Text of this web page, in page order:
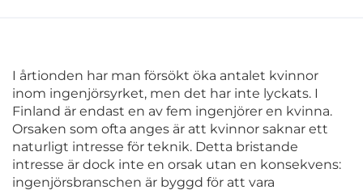
I årtionden har man försökt öka antalet kvinnor
inom ingenjörsyrket, men det har inte lyckats. I
Finland är endast en av fem ingenjörer en kvinna.
Orsaken som ofta anges är att kvinnor saknar ett
naturligt intresse för teknik. Detta bristande
intresse är dock inte en orsak utan en konsekvens:
ingenjörsbranschen är byggd för att vara